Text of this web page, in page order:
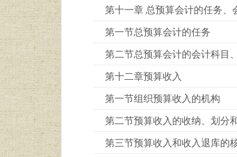
第十一章 总预算会计的任务、
第一节总预算会计的任务
第二节总预算会计的会计科目
第十二章预算收入
第一节组织预算收入的机构
第二节预算收入的收纳、划分
第三节预算收入和收入退库的